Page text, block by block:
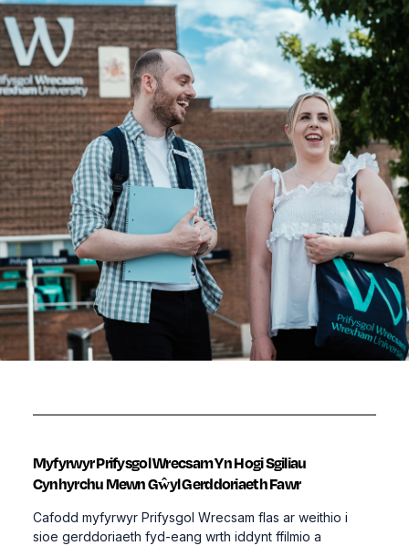
Myfyrwyr Prifysgol Wrecsam Yn Hogi Sgiliau
Cynhyrchu Mewn Gŵyl Gerddoriaeth Fawr
Cafodd myfyrwyr Prifysgol Wrecsam flas ar weithio i
sioe gerddoriaeth fyd-eang wrth iddynt ffilmio a